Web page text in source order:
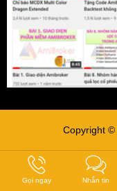
Copyright ©
Gọi ngay Nhắn tin